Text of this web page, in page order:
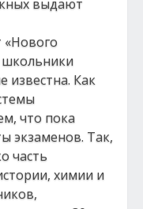
выдают
«Нового
школьники
известна. Как
что пока
экзаменов. Так,
часть
химии и